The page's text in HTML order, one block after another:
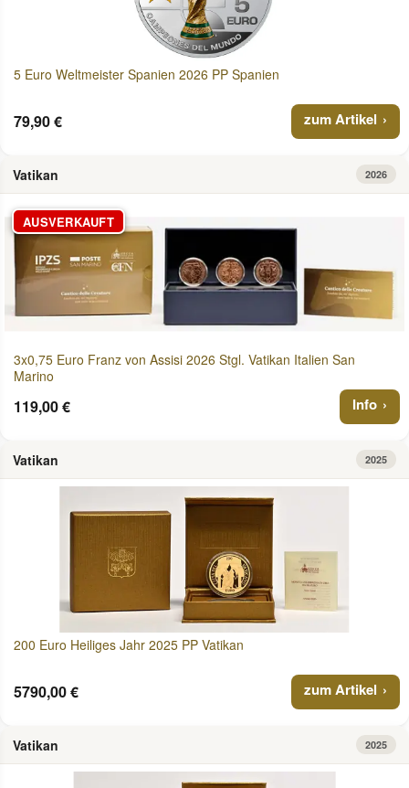
5 Euro Weltmeister Spanien 2026 PP Spanien
79,90 € zum Artikel
Vatikan 2026
AUSVERKAUFT
3x0,75 Euro Franz von Assisi 2026 Stgl. Vatikan Italien San
Marino
119,00 € Info
Vatikan 2025
200 Euro Heiliges Jahr 2025 PP Vatikan
5790,00 € zum Artikel
Vatikan 2025